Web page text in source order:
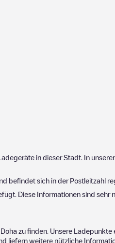
in dieser Stadt. In
befindet sich in der Postleitzahl
Diese Informationen sind sehr
Doha zu finden. Unsere Ladepunkte
weitere nützliche